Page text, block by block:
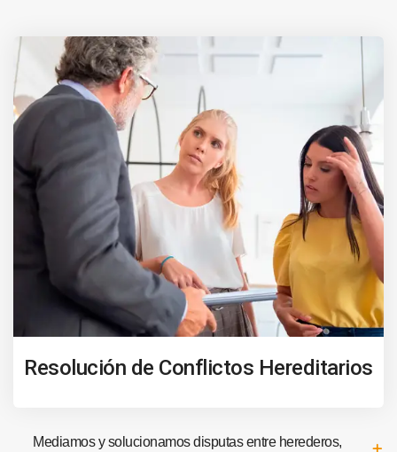
Resolución de Conflictos Hereditarios
Mediamos y solucionamos disputas entre herederos,